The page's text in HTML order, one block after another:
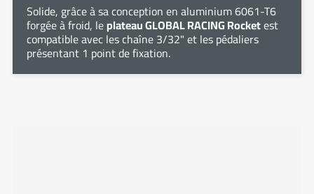
Solide, grâce à sa conception en aluminium 6061-T6
forgée à froid, leplateau GLOBAL RACING Rocketest
compatible avec les chaîne 3/32" et les pédaliers
présentant 1 point de fixation.